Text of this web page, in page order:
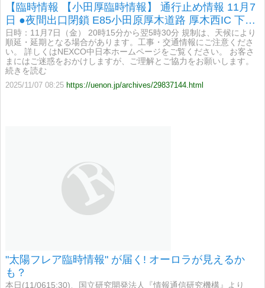
【臨時情報 【小田厚臨時情報】 通行止め情報 11月7
日 ●夜間出口閉鎖 E85小田原厚木道路 厚木西IC 下り
線（小田原方面） 】
日時：11月7日（金） 20時15分から翌5時30分 規制は、天候により
順延・延期となる場合があります。工事・交通情報にご注意くださ
い。 詳しくはNEXCO中日本ホームページをご覧ください。 お客さ
まにはご迷惑をおかけしますが、ご理解とご協力をお願いします。
続きを読む
2025/11/07 08:25 https://uenon.jp/archives/29837144.html
"太陽フレア臨時情報" が届く! オーロラが見えるか
も？
本日(11/0615:30)、国立研究開発法人『情報通信研究機構』より